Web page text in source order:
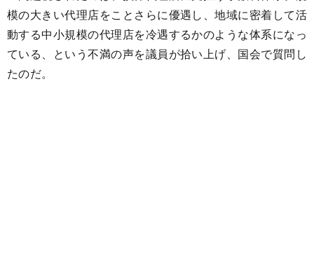
模の大きい代理店をことさらに優遇し、地域に密着して活
動する中小規模の代理店を冷遇するかのような体系になっ
ている、という不満の声を議員が拾い上げ、国会で質問し
たのだ。